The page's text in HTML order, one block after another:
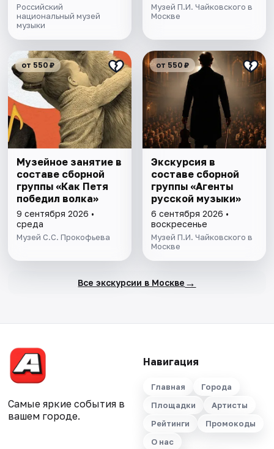
Российский
национальный музей
музыки
Музей П.И. Чайковского в
Москве
от 550 ₽
Музейное занятие в
составе сборной
группы «Как Петя
победил волкa»
9 сентября 2026 •
среда
Музей С.С. Прокофьева
от 550 ₽
Экскурсия в
составе сборной
группы «Агенты
русской музыки»
6 сентября 2026 •
воскресенье
Музей П.И. Чайковского в
Москве
Все экскурсии в Москве →
Самые яркие события в
вашем городе.
Навигация
Главная
Города
Площадки
Артисты
Рейтинги
Промокоды
О нас